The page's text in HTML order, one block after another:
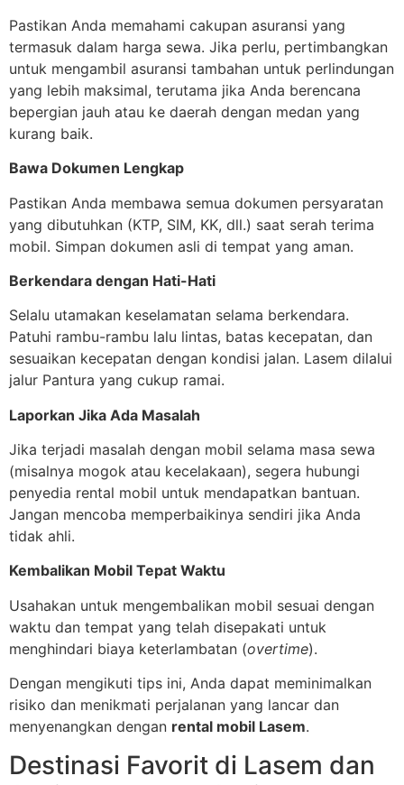
Pastikan Anda memahami cakupan asuransi yang
termasuk dalam harga sewa. Jika perlu, pertimbangkan
untuk mengambil asuransi tambahan untuk perlindungan
yang lebih maksimal, terutama jika Anda berencana
bepergian jauh atau ke daerah dengan medan yang
kurang baik.
Bawa Dokumen Lengkap
Pastikan Anda membawa semua dokumen persyaratan
yang dibutuhkan (KTP, SIM, KK, dll.) saat serah terima
mobil. Simpan dokumen asli di tempat yang aman.
Berkendara dengan Hati-Hati
Selalu utamakan keselamatan selama berkendara.
Patuhi rambu-rambu lalu lintas, batas kecepatan, dan
sesuaikan kecepatan dengan kondisi jalan. Lasem dilalui
jalur Pantura yang cukup ramai.
Laporkan Jika Ada Masalah
Jika terjadi masalah dengan mobil selama masa sewa
(misalnya mogok atau kecelakaan), segera hubungi
penyedia rental mobil untuk mendapatkan bantuan.
Jangan mencoba memperbaikinya sendiri jika Anda
tidak ahli.
Kembalikan Mobil Tepat Waktu
Usahakan untuk mengembalikan mobil sesuai dengan
waktu dan tempat yang telah disepakati untuk
menghindari biaya keterlambatan (overtime).
Dengan mengikuti tips ini, Anda dapat meminimalkan
risiko dan menikmati perjalanan yang lancar dan
menyenangkan dengan rental mobil Lasem.
Destinasi Favorit di Lasem dan